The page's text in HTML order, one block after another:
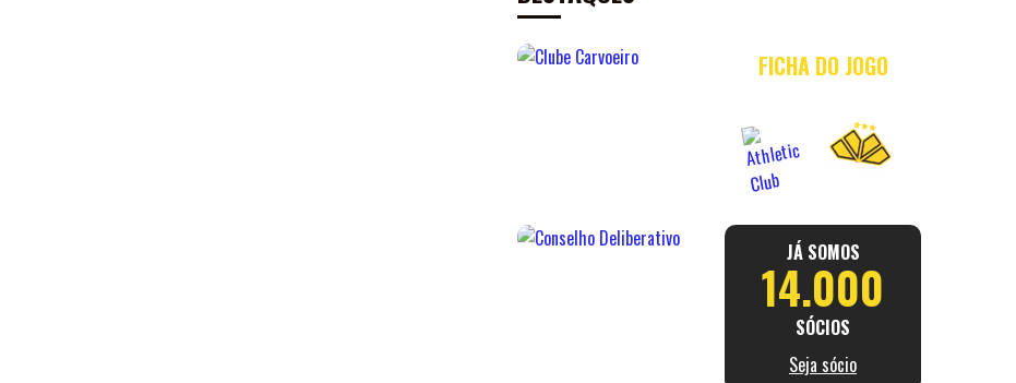
FICHA DO JOGO
JÁ SOMOS
14.000
SÓCIOS
Seja sócio